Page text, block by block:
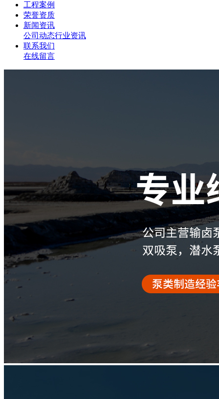
工程案例
荣誉资质
新闻资讯
公司动态行业资讯
联系我们
在线留言